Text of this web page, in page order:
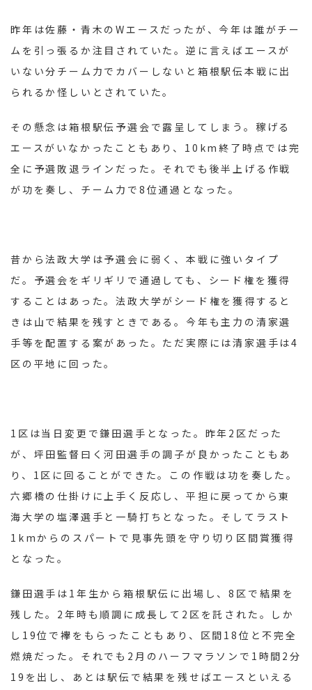
昨年は佐藤・青木のWエースだったが、今年は誰がチー
ムを引っ張るか注目されていた。逆に言えばエースが
いない分チーム力でカバーしないと箱根駅伝本戦に出
られるか怪しいとされていた。
その懸念は箱根駅伝予選会で露呈してしまう。稼げる
エースがいなかったこともあり、10km終了時点では完
全に予選敗退ラインだった。それでも後半上げる作戦
が功を奏し、チーム力で8位通過となった。
昔から法政大学は予選会に弱く、本戦に強いタイプ
だ。予選会をギリギリで通過しても、シード権を獲得
することはあった。法政大学がシード権を獲得すると
きは山で結果を残すときである。今年も主力の清家選
手等を配置する案があった。ただ実際には清家選手は4
区の平地に回った。
1区は当日変更で鎌田選手となった。昨年2区だった
が、坪田監督曰く河田選手の調子が良かったこともあ
り、1区に回ることができた。この作戦は功を奏した。
六郷橋の仕掛けに上手く反応し、平担に戻ってから東
海大学の塩澤選手と一騎打ちとなった。そしてラスト
1kmからのスパートで見事先頭を守り切り区間賞獲得
となった。
鎌田選手は1年生から箱根駅伝に出場し、8区で結果を
残した。2年時も順調に成長して2区を託された。しか
し19位で襷をもらったこともあり、区間18位と不完全
燃焼だった。それでも2月のハーフマラソンで1時間2分
19を出し、あとは駅伝で結果を残せばエースといえる